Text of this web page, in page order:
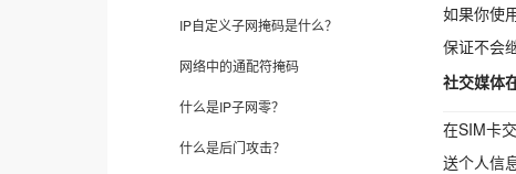
IP自定义子网掩码是什么？
网络中的通配符掩码
什么是IP子网零？
什么是后门攻击？
如果你使
保证不会
社交媒体
在SIM卡
送个人信